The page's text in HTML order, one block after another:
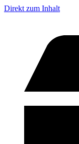
Direkt zum Inhalt